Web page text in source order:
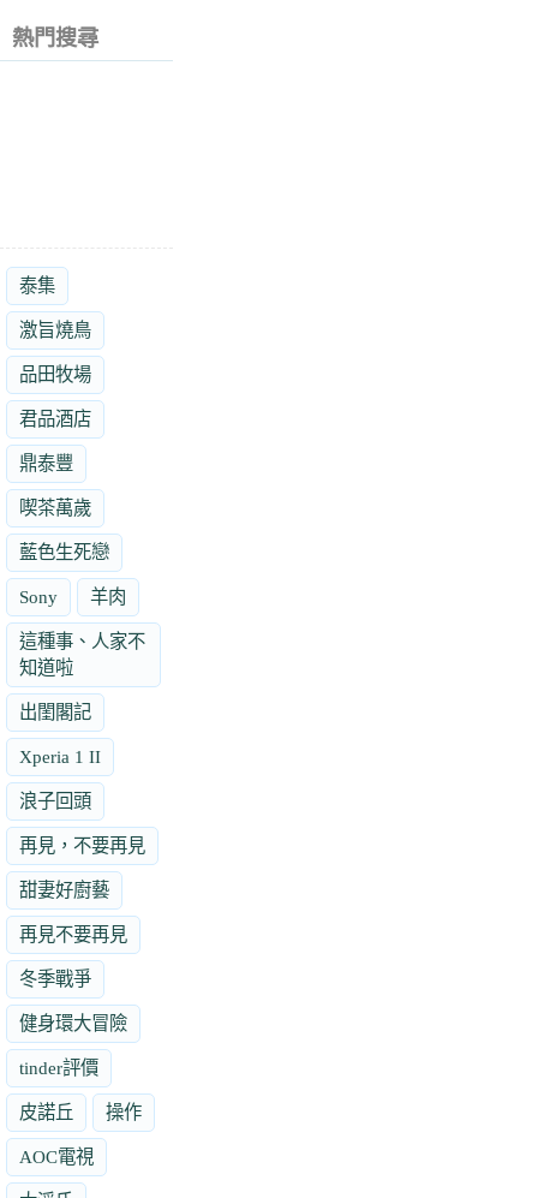
熱門搜尋
泰集
激旨燒鳥
品田牧場
君品酒店
鼎泰豐
喫茶萬歲
藍色生死戀
Sony 羊肉
這種事、人家不
知道啦
出閨閣記
Xperia 1 II
浪子回頭
再見，不要再見
甜妻好廚藝
再見不要再見
冬季戰爭
健身環大冒險
tinder評價
皮諾丘 操作
AOC電視